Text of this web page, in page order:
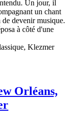
Un jour, il
un chant
devenir musique.
à côté d'une
Orléans,